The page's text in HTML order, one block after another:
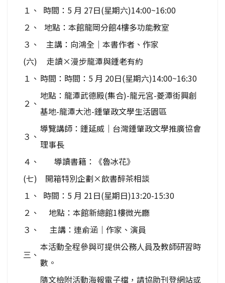
１、
時間：5 月 27日(星期六)14:00~16:00
２、
地點：本館龍岡分館4樓多功能教室
３、
主講：向鴻全｜本書作者、作家
(六)
走讀×漫步龍潭與鍾老有約
１、 時間：時間：5 月 20日(星期六)14:00~16:30
２、
地點：龍潭武德殿(集合)-龍元宮-菱潭街興創
基地-龍潭大池-鍾肇政文學生活園區
３、
導覽講師：鍾延威｜台灣鍾肇政文學推廣協會
理事長
４、
導讀書籍：《魯冰花》
(七)
開箱特別企劃×飲書醉茶相談
１、
時間：5 月 21日(星期日)13:20-15:30
２、
地點：本館新總館1樓微光廳
３、
主講：連俞涵｜作家、演員
三、
本活動全程參與可提供公務人員及教師研習時
數。
隨文檢附活動海報電子檔，請協助刊登網站或